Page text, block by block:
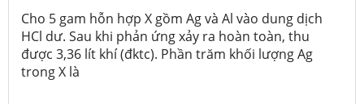
Cho 5 gam hỗn hợp X gồm Ag và Al vào dung dịch
HCl dư. Sau khi phản ứng xảy ra hoàn toàn, thu
được 3,36 lít khí (đktc). Phần trăm khối lượng Ag
trong X là